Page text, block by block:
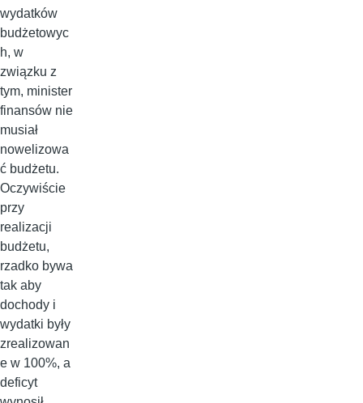
wydatków
budżetowyc
h, w
związku z
tym, minister
finansów nie
musiał
nowelizowa
ć budżetu.
Oczywiście
przy
realizacji
budżetu,
rzadko bywa
tak aby
dochody i
wydatki były
zrealizowan
e w 100%, a
deficyt